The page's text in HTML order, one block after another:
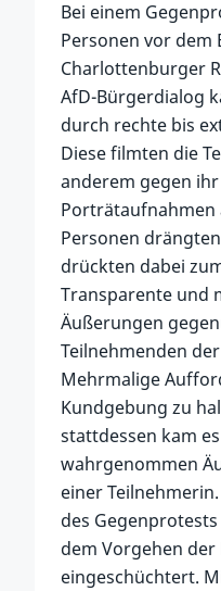
Bei einem
Personen vor dem
Charlottenburger
AfD-Bürgerdialog
durch rechte bis
Diese filmten die
anderem gegen
Porträtaufnahmen
Personen
drückten dabei
Transparente und
Äußerungen
Teilnehmenden
Mehrmalige
Kundgebung zu
stattdessen kam
wahrgenommen
einer
des
dem Vorgehen
eingeschüchtert.